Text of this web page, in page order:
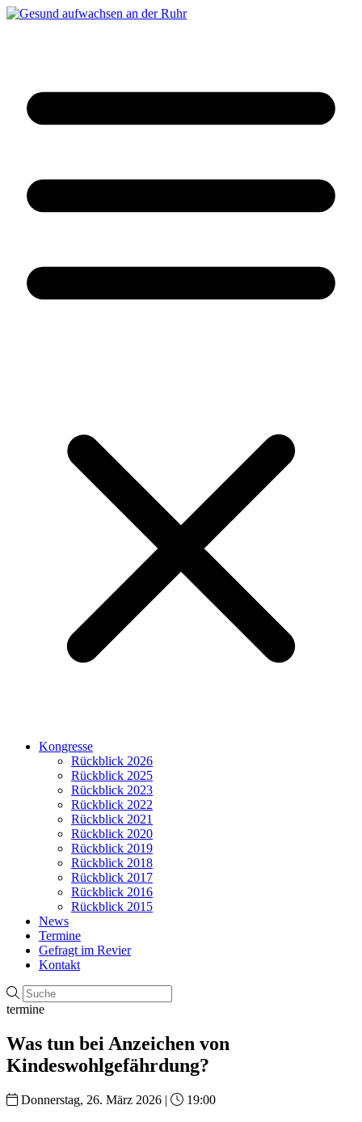
Kongresse
Rückblick 2026
Rückblick 2025
Rückblick 2023
Rückblick 2022
Rückblick 2021
Rückblick 2020
Rückblick 2019
Rückblick 2018
Rückblick 2017
Rückblick 2016
Rückblick 2015
News
Termine
Gefragt im Revier
Kontakt
termine
Was tun bei Anzeichen von
Kindeswohlgefährdung?
Donnerstag, 26. März 2026 | 19:00